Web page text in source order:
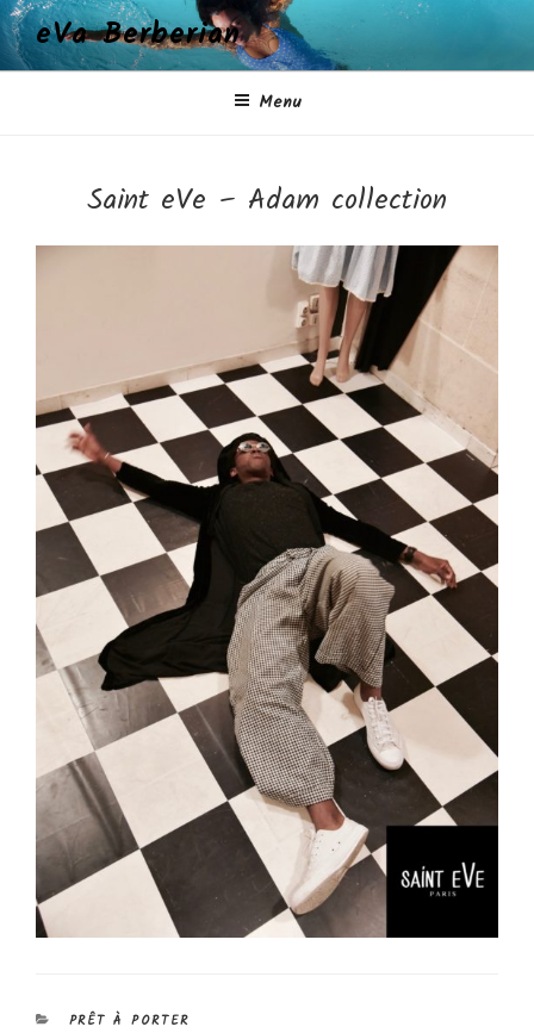
Aller
au
contenu
eVa Berberian
Menu
Saint eVe – Adam collection
CATÉGORIES
PRÊT À PORTER